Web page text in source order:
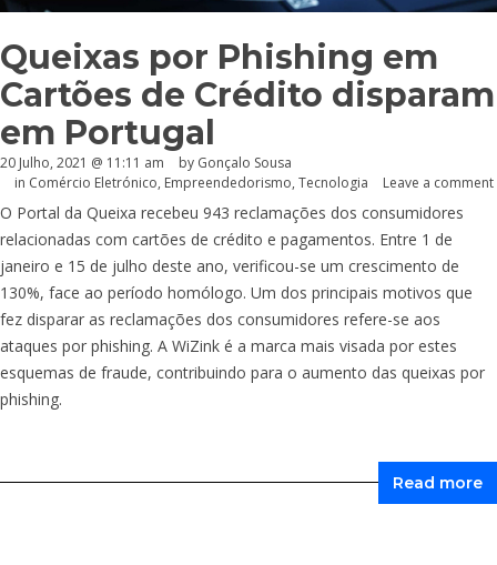
Queixas por Phishing em
Cartões de Crédito disparam
em Portugal
20 Julho, 2021 @ 11:11 am by Gonçalo Sousa
in Comércio Eletrónico, Empreendedorismo, Tecnologia Leave a comment
O Portal da Queixa recebeu 943 reclamações dos consumidores
relacionadas com cartões de crédito e pagamentos. Entre 1 de
janeiro e 15 de julho deste ano, verificou-se um crescimento de
130%, face ao período homólogo. Um dos principais motivos que
fez disparar as reclamações dos consumidores refere-se aos
ataques por phishing. A WiZink é a marca mais visada por estes
esquemas de fraude, contribuindo para o aumento das queixas por
phishing.
Read more